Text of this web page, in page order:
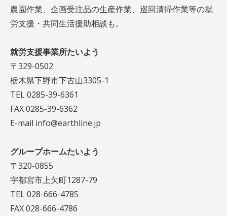
農園作業、企画受注品の生産作業、巡回清掃作業等の就
労支援・共同生活援助相談も。
就労支援事業所たいよう
〒329-0502
栃木県下野市下古山3305-1
TEL 0285-39-6361
FAX 0285-39-6362
E-mail info@earthline.jp
グループホームたいよう
〒320-0855
宇都宮市上欠町1287-79
TEL 028-666-4785
FAX 028-666-4786